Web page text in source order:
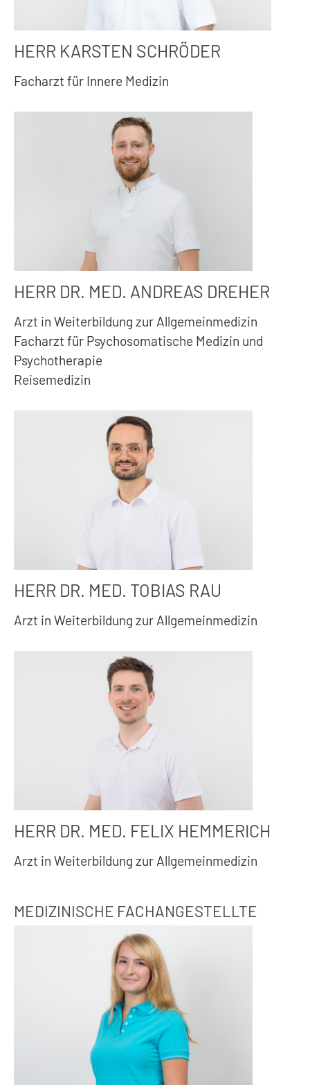
HERR KARSTEN SCHRÖDER
Facharzt für Innere Medizin
HERR DR. MED. ANDREAS DREHER
Arzt in Weiterbildung zur Allgemeinmedizin
Facharzt für Psychosomatische Medizin und
Psychotherapie
Reisemedizin
HERR DR. MED. TOBIAS RAU
Arzt in Weiterbildung zur Allgemeinmedizin
HERR DR. MED. FELIX HEMMERICH
Arzt in Weiterbildung zur Allgemeinmedizin
MEDIZINISCHE FACHANGESTELLTE